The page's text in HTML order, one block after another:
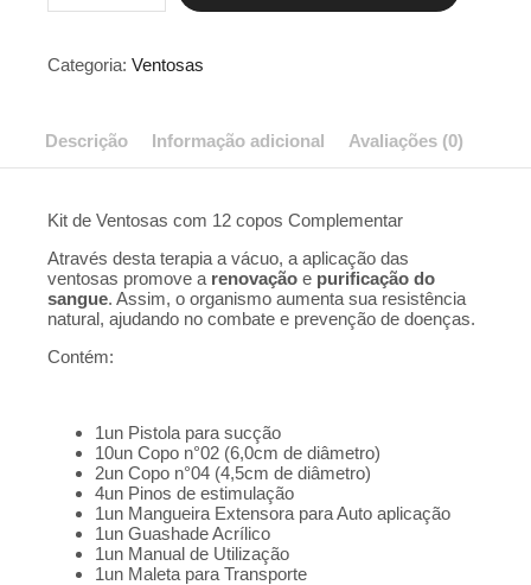
COPOS
COMPLEMENTAR
quantidade
Categoria: Ventosas
Descrição Informação adicional Avaliações (0)
Kit de Ventosas com 12 copos Complementar
Através desta terapia a vácuo, a aplicação das
ventosas promove a renovação e purificação do
sangue. Assim, o organismo aumenta sua resistência
natural, ajudando no combate e prevenção de doenças.
Contém:
1un Pistola para sucção
10un Copo n°02 (6,0cm de diâmetro)
2un Copo n°04 (4,5cm de diâmetro)
4un Pinos de estimulação
1un Mangueira Extensora para Auto aplicação
1un Guashade Acrílico
1un Manual de Utilização
1un Maleta para Transporte